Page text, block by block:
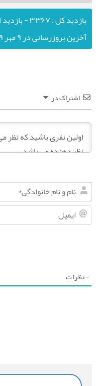
بازدید کل : ۳,۳۶۷ - بازدید امروز : ۱
آخرین بروزرسانی در ۹ مهر ۱۳۹۹
اشتراک در
۰نظرات